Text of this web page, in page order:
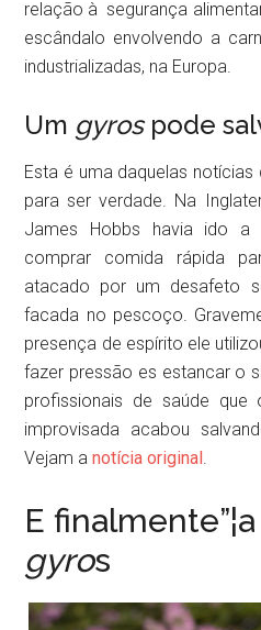
relação à segurança
escândalo envolvendo a
industrializadas, na Europa.
Um gyrospode
Esta é uma daquelas
para ser verdade. Na
James Hobbs havia ido a
comprar comida rápida
atacado por um desafeto
facada no pescoço.
presença de espírito ele
fazer pressão es estancar o
profissionais de saúde
improvisada acabou
Vejam anotícia original .
E
gyros